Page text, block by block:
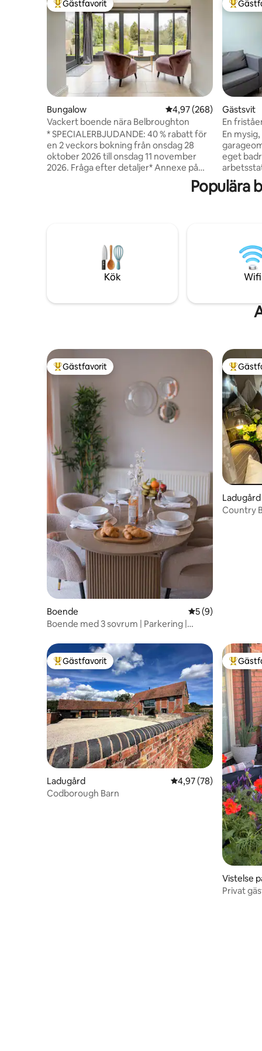
Populär gästfavorit
Gästfavorit
Bungalow 4,97 av 5 i
4,97 (268)
Vackert boende nära Belbroughton
* SPECIALERBJUDANDE: 40 % rabatt för
en 2 veckors bokning från onsdag 28
oktober 2026 till onsdag 11 november
2026. Fråga efter detaljer* Annexe på
ombyggd ladugård i en våning som ligger
promenadområden på landet finns
tillgängliga från dörren. Med enkel
tillgång till större vägar är det en perfekt
bas för att utforska Worcestershire och
Populär
Gästsvit
En
En
eget
staden. Tillträde sker via en upplyst
hjärtat
attraktioner. Stadens
mindre
är
Populära
Kök Wifi
Populär gästfavorit
Gästfavorit
Boende 5 av 5 i
5 (9)
Boende med 3 sovrum | Parkering |
Populär
Ladugård
Country
Populär gästfavorit
Gästfavorit
Ladugård 4,97 av 5 i
4,97 (78)
Codborough Barn
Vistelse
Privat